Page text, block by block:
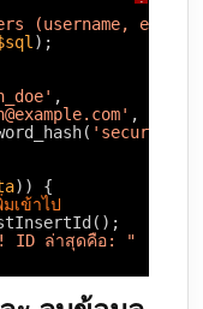
(username,
);
,
,
)) {
เข้าไป
! ID ล่าสุดคือ: "